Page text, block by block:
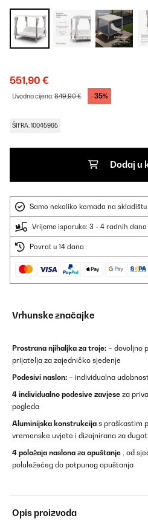
551,90 €
Uvodna cijena:849,90 € -35%
ŠIFRA: 10045965
Dodaj u
Samo nekoliko komada na
Vrijeme isporuke: 3 - 4 radnih dana
Povrat u 14 dana
Vrhunske značajke
Prostrana njihaljka za troje: – dovoljno
prijatelja za zajedničko sjedenje
Podesivi naslon: – individualna
4 individualno podesive zavjese za
pogleda
Aluminijska konstrukcija s praškastim
vremenske uvjete i dizajnirana za
4 položaja naslona za opuštanje , od
poluležećeg do potpunog opuštanja
Opis proizvoda